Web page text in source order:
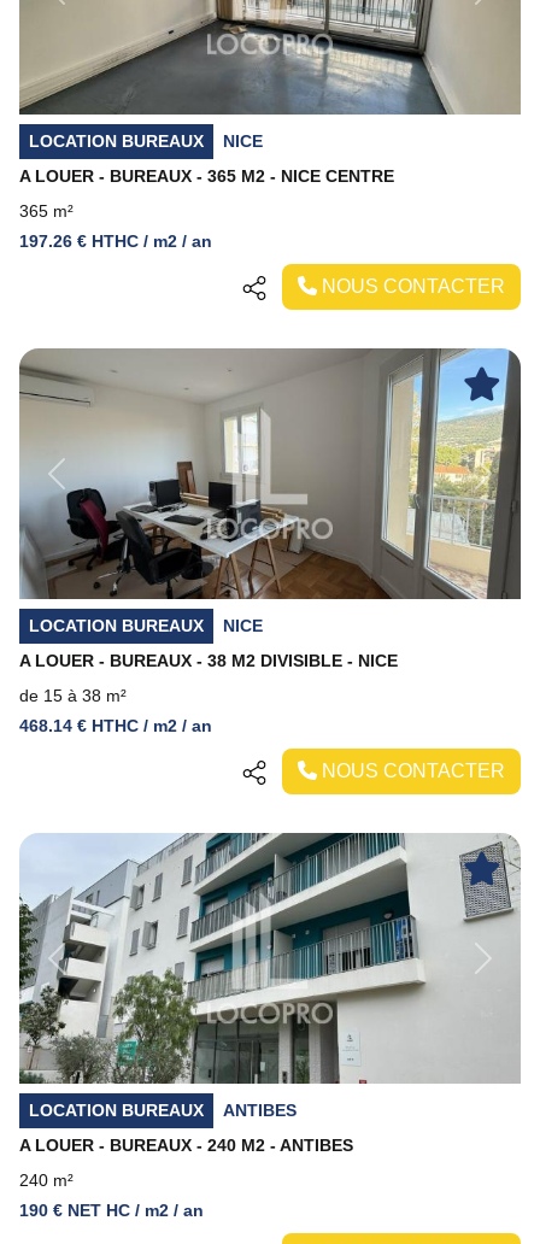
LOCATION BUREAUX
NICE
A LOUER - BUREAUX - 365 M2 - NICE CENTRE
365 m²
197.26 € HTHC / m2 / an
NOUS CONTACTER
Previous Next
LOCATION BUREAUX
NICE
A LOUER - BUREAUX - 38 M2 DIVISIBLE - NICE
de 15 à 38 m²
468.14 € HTHC / m2 / an
NOUS CONTACTER
Previous Next
LOCATION BUREAUX
ANTIBES
A LOUER - BUREAUX - 240 M2 - ANTIBES
240 m²
190 € NET HC / m2 / an